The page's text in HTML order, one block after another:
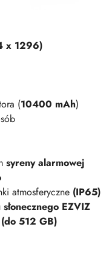
x 1296)
(10400 mAh)
syreny alarmowej
atmosferyczne (IP65)
EZVIZ
512 GB)